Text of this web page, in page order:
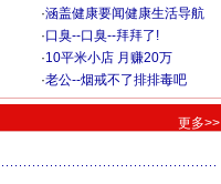
·涵盖健康要闻健康生活导航
·口臭--口臭--拜拜了!
·10平米小店 月赚20万
·老公--烟戒不了排排毒吧
更多>>